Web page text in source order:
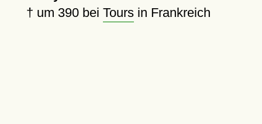
† um 390bei Toursin Frankreich